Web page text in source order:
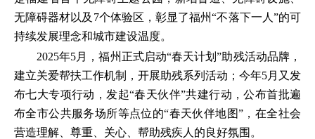
无障碍器材以及7个体验区，彰显了福州“不落下一人”的可
持续发展理念和城市建设温度。
2025年5月，福州正式启动“春天计划”助残活动品牌，
建立关爱帮扶工作机制，开展助残系列活动；今年5月又发
布七大专项行动，发起“春天伙伴”共建行动，公布首批遍
布全市公共服务场所等点位的“春天伙伴地图”，在全社会
营造理解、尊重、关心、帮助残疾人的良好氛围。